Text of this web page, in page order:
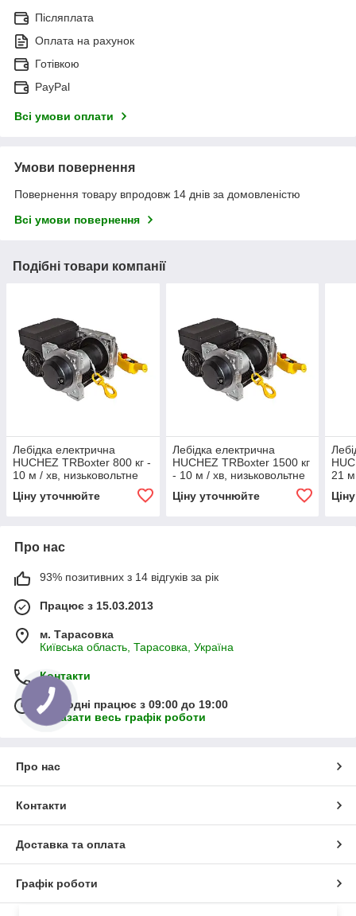
Післяплата
Оплата на рахунок
Готівкою
PayPal
Всі умови оплати
Умови повернення
Повернення товару впродовж 14 днів за домовленістю
Всі умови повернення
Подібні товари компанії
Лебідка електрична
HUCHEZ TRBoxter 800 кг -
10 м / хв, низьковольтне
управління з швидкістю 1
Ціну уточнюйте
Лебідка електрична
HUCHEZ TRBoxter 1500 кг
- 10 м / хв, низьковольтне
управління з швидкістю 1
Ціну уточнюйте
21 м
Про нас
93% позитивних з 14 відгуків за рік
Працює з 15.03.2013
м. Тарасовка
Київська область, Тарасовка, Україна
Контакти
Сьогодні працює з 09:00 до 19:00
Показати весь графік роботи
Про нас
Контакти
Доставка та оплата
Графік роботи